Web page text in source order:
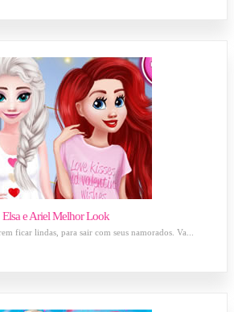
Elsa e Ariel Melhor Look
ficar lindas, para sair com seus namorados. Va...